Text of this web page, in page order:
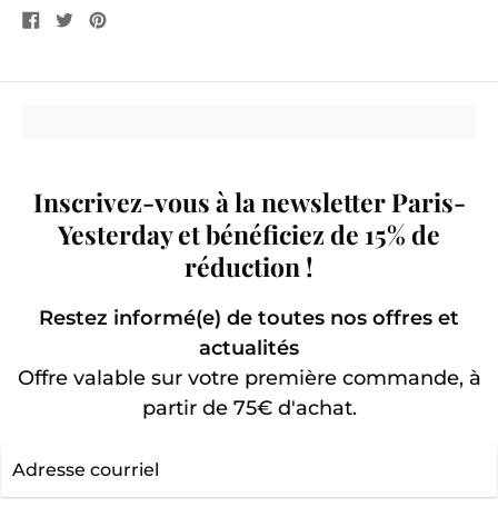
Partager
sur
Tweeter
sur
Inscrivez-vous à la newsletter Paris-
Yesterday et bénéficiez de 15% de
réduction !
Restez informé(e) de toutes nos offres et
actualités
Offre valable sur votre première commande, à
partir de 75€ d'achat.
Adresse
courriel